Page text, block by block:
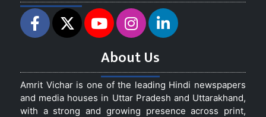
About Us
Amrit Vichar is one of the leading Hindi newspapers
and media houses in Uttar Pradesh and Uttarakhand,
with a strong and growing presence across print,